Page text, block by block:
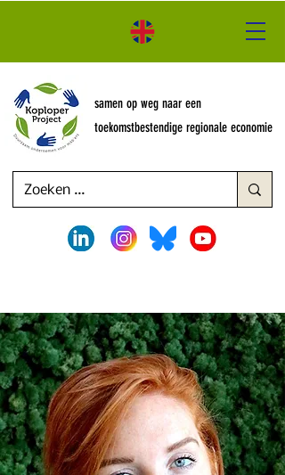
samen op weg naar een
toekomstbestendige regionale economie